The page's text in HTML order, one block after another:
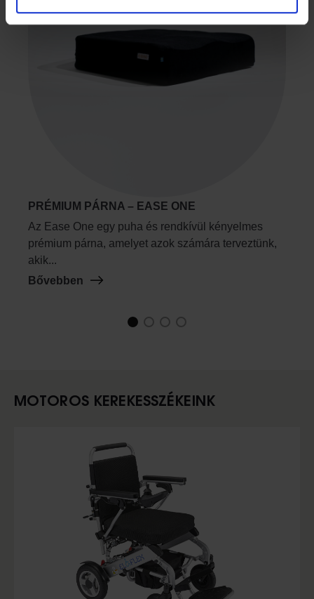
PRÉMIUM PÁRNA – EASE ONE
Az Ease One egy puha és rendkívül kényelmes
prémium párna, amelyet azok számára terveztünk,
akik...
Bővebben
1
Current Item
MOTOROS KEREKESSZÉKEINK